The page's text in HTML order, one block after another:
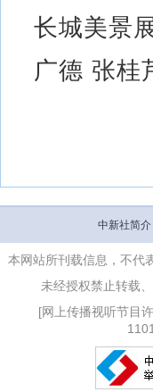
长城美景
广德 张桂
中新社简介
本网站所刊载信息，不代
未经授权禁止转载
[网上传播视听节目